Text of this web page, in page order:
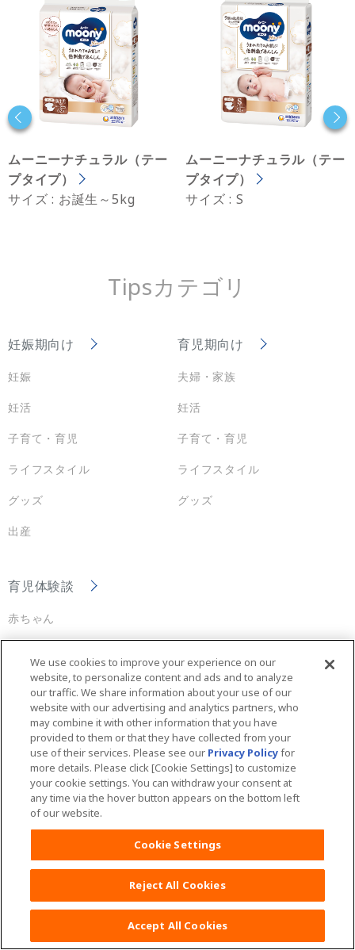
ムーニーナチュラル（テー
プタイプ）
サイズ : お誕生～5kg
ムーニーナチュラル（テー
プタイプ）
サイズ : S
Tipsカテゴリ
妊娠期向け
妊娠
妊活
子育て・育児
ライフスタイル
グッズ
出産
育児期向け
夫婦・家族
妊活
子育て・育児
ライフスタイル
グッズ
育児体験談
赤ちゃん
紙おむつ
お風呂
授乳
出産
陣痛
体の変化
その他
We use cookies to improve your experience on our
website, to personalize content and ads and to analyze
our traffic. We share information about your use of our
website with our advertising and analytics partners, who
may combine it with other information that you have
provided to them or that they have collected from your
use of their services. Please see our Privacy Policyfor
more details. Please click [Cookie Settings] to customize
your cookie settings. You can withdraw your consent at
any time via the hover button appears on the bottom left
of our website.
Cookie Settings
Reject All Cookies
Accept All Cookies